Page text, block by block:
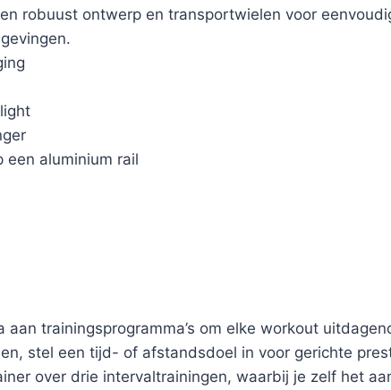
robuust ontwerp en transportwielen voor
aluminium rail
trainingsprogramma’s om elke workout
stel een tijd- of afstandsdoel in voor gerichte
over drie intervaltrainingen, waarbij je zelf het